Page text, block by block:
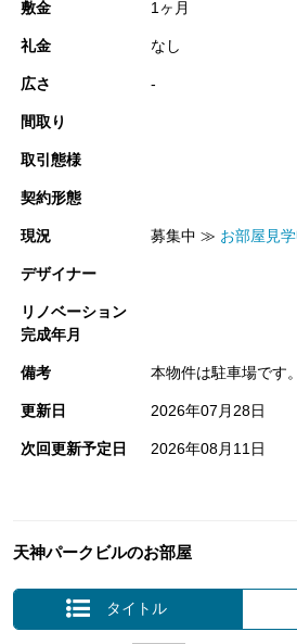
敷金 1ヶ月
礼金 なし
広さ -
間取り
取引態様
契約形態
現況 募集中 ≫ お部屋見
デザイナー
リノベーション
完成年月
備考 本物件は駐車場です。
更新日 2026年07月28日
次回更新予定日 2026年08月11日
天神パークビルのお部屋
タイトル